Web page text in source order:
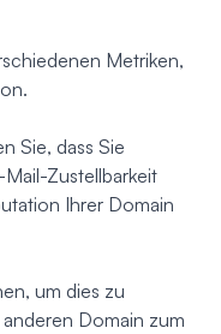
Metriken,
Sie, dass Sie
Zustellbarkeit
Ihrer Domain
um dies zu
Domain zum